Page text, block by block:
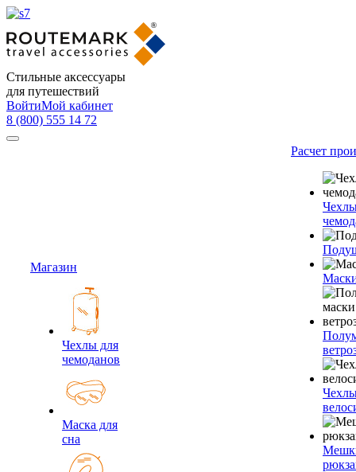
Стильные аксессуары
для путешествий
ВойтиМой кабинет
8 (800) 555 14 72
Магазин
Чехлы для
чемоданов
Маска для
сна
Расчет